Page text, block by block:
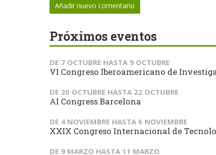
Añadir nuevo comentario
Próximos eventos
DE 7 OCTUBRE HASTA 9 OCTUBRE
VI Congreso Iberoamericano de
DE 20 OCTUBRE HASTA 22 OCTUBRE
AI Congress Barcelona
DE 4 NOVIEMBRE HASTA 6 NOVIEMBRE
XXIX Congreso Internacional de
DE 9 MARZO HASTA 11 MARZO